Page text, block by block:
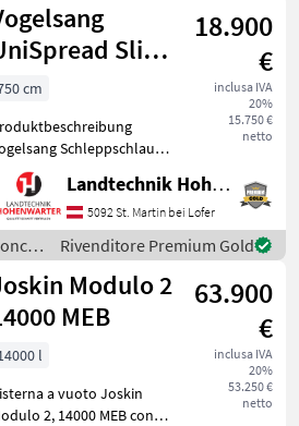
Annunci
Slide
(14546)
18.900
€
inclusa IVA
20%
15.750 €
netto
cm
Schleppschlauch
UniSpread Slide Ich freue
mich, Ihnen im
St.
den Vogelsang
UniSpread
aus
Landtechnik Hohenwarter GmbH
5092 St. Martin bei Lofer
Rivenditore Premium Gold
Modulo 2
MEB
63.900
€
inclusa IVA
20%
53.250 €
netto
l
a vuoto Joskin
2, 14000 MEB con